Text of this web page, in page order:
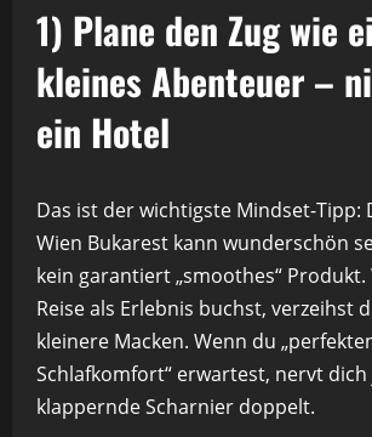
1) Plane den Zug wie
kleines Abenteuer –
ein Hotel
Das ist der wichtigste Mindset-Tipp:
Wien Bukarest kann wunderschön
kein garantiert „smoothes“
Reise als Erlebnis buchst, verzeihst
kleinere Macken. Wenn du
Schlafkomfort“ erwartest, nervt dich
klappernde Scharnier doppelt.